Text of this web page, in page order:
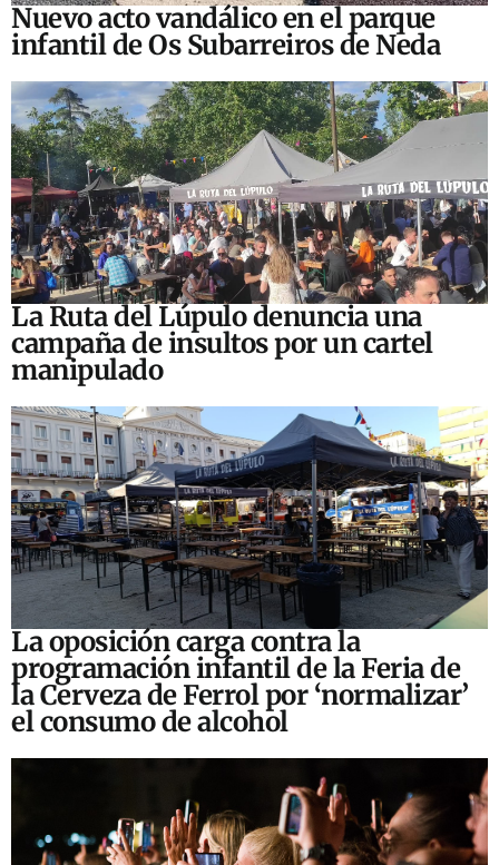
Nuevo acto vandálico en el parque
infantil de Os Subarreiros de Neda
La Ruta del Lúpulo denuncia una
campaña de insultos por un cartel
manipulado
La oposición carga contra la
programación infantil de la Feria de
la Cerveza de Ferrol por ‘normalizar’
el consumo de alcohol